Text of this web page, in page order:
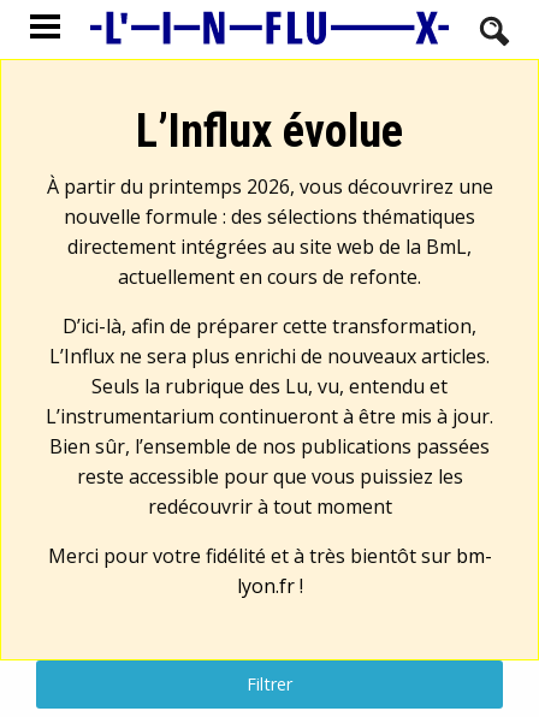
L’Influx évolue
À partir du printemps 2026, vous découvrirez une
nouvelle formule : des sélections thématiques
directement intégrées au site web de la BmL,
actuellement en cours de refonte.
D’ici-là, afin de préparer cette transformation,
L’Influx ne sera plus enrichi de nouveaux articles.
Seuls la rubrique des Lu, vu, entendu et
L’instrumentarium continueront à être mis à jour.
Bien sûr, l’ensemble de nos publications passées
reste accessible pour que vous puissiez les
redécouvrir à tout moment
Merci pour votre fidélité et à très bientôt sur bm-
lyon.fr!
Filtrer